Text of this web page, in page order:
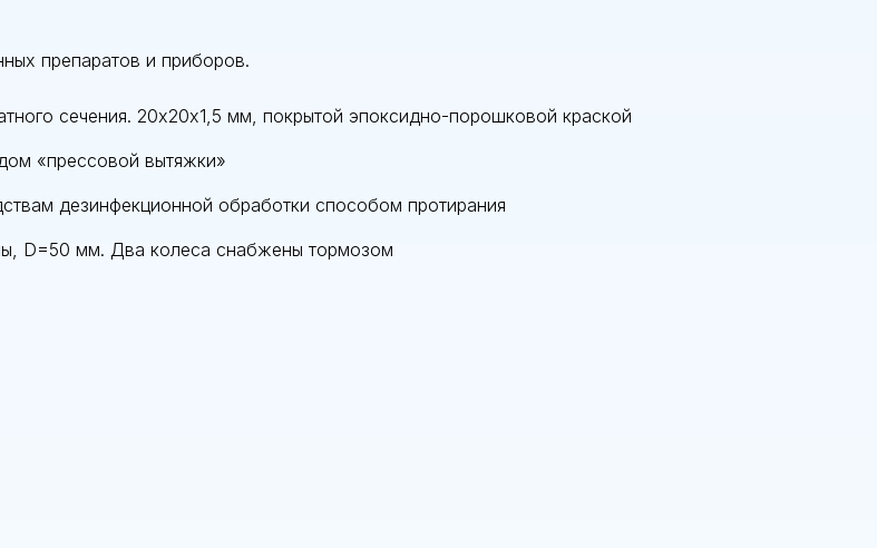
препаратов и приборов.
сечения. 20х20х1,5 мм, покрытой эпоксидно-порошковой краской
«прессовой вытяжки»
дезинфекционной обработки способом протирания
D=50 мм. Два колеса снабжены тормозом